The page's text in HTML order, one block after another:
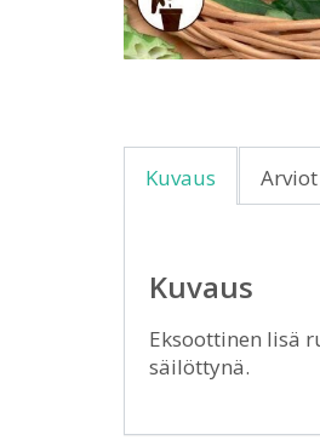
Kuvaus Arviot
Kuvaus
Eksoottinen lisä
säilöttynä.